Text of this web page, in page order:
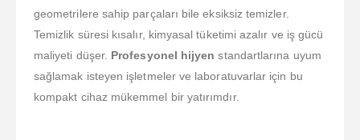
geometrilere sahip parçaları bile eksiksiz temizler.
Temizlik süresi kısalır, kimyasal tüketimi azalır ve iş gücü
maliyeti düşer. Profesyonel hijyen standartlarına uyum
sağlamak isteyen işletmeler ve laboratuvarlar için bu
kompakt cihaz mükemmel bir yatırımdır.